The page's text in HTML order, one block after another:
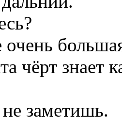
очень
чёрт знает
заметишь.